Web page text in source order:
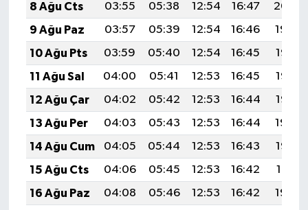
8 Ağu Cts
03:55 05:38 12:54 16:47
20:00
9 Ağu Paz
03:57 05:39 12:54 16:46
19:59
10 Ağu Pts
03:59 05:40 12:54 16:45
19:58
11 Ağu Sal
04:00 05:41 12:53 16:45
19:56
12 Ağu Çar
04:02 05:42 12:53 16:44
19:55
13 Ağu Per
04:03 05:43 12:53 16:44
19:54
14 Ağu Cum
04:05 05:44 12:53 16:43
19:52
15 Ağu Cts
04:06 05:45 12:53 16:42
19:51
16 Ağu Paz
04:08 05:46 12:53 16:42
19:49